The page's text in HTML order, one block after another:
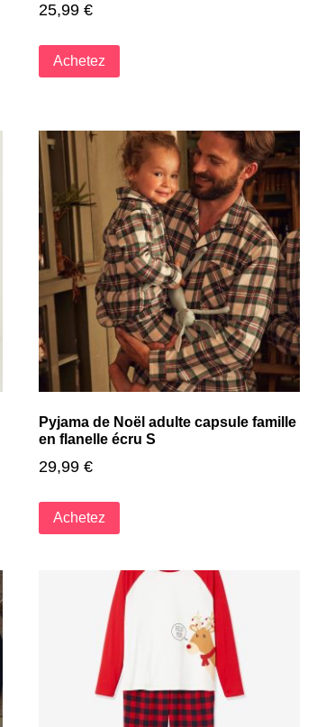
25,99 €
Achetez
Pyjama de Noël adulte capsule famille
en flanelle écru S
29,99 €
Achetez